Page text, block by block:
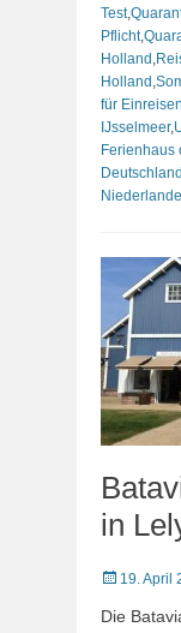
Test,
Pflicht,
Holland
Holland
für
IJsselmeer,
Ferienhaus
Deutschland
in
19. April
Die